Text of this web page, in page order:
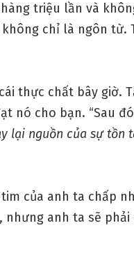
triệu lần và
chỉ là ngôn từ.
thực chất bây giờ.
nó cho bạn. “Sau
lại nguồn của sự tồn
của anh ta chấp
nhưng anh ta sẽ